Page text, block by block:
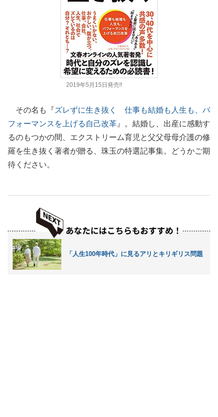
2019年5月15日発売!!
その名も『ズレずに生き抜く 仕事も結婚も人生も、パ
フォーマンスを上げる自己改革』。 結婚し、出産に感動す
るのもつかの間、 エクストリーム育児と父父母母介護の修
羅を生き抜く著者が贈る、 珠玉の特選記事集。どうかご期
待ください。
「人生100年時代」に見るアリとキリギリス問題